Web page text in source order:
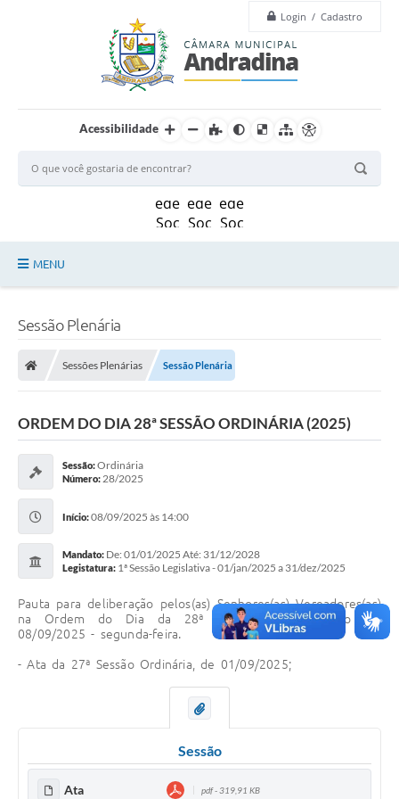
Login / Cadastro
Acessibilidade
MENU
Câmara
Prestação de Contas
Notícias
Galeria de Fotos
Vereadores
Legislaturas
Proposições
Sessão Plenária
Sessões Plenárias Sessão Plenária
ORDEM DO DIA 28ª SESSÃO ORDINÁRIA (2025)
Sessão:Ordinária
Número:28/2025
Início:08/09/2025 às 14:00
Mandato: De: 01/01/2025 Até: 31/12/2028
Legistatura: 1ª Sessão Legislativa - 01/jan/2025 a 31/dez/2025
Pauta para deliberação pelos(as) Senhores(as) Vereadores(as)
na Ordem do Dia da 28ª Sessão Ordinária, no dia
08/09/2025 - segunda-feira.
- Ata da 27ª Sessão Ordinária, de 01/09/2025;
Sessão
Ata pdf - 319,91 KB